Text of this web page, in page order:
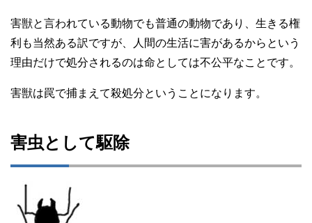
害獣と言われている動物でも普通の動物であり、生きる権
利も当然ある訳ですが、人間の生活に害があるからという
理由だけで処分されるのは命としては不公平なことです。
害獣は罠で捕まえて殺処分ということになります。
害虫として駆除